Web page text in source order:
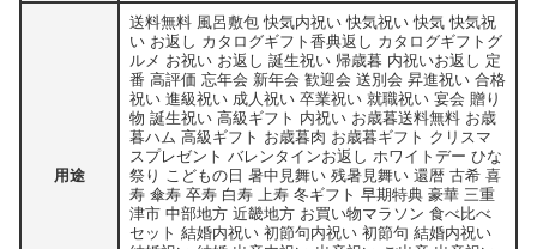
用途
送料無料 風呂敷包 快気内祝い 快気祝い 快気 快気祝
い お返し カタログギフト香典返し カタログギフトグ
ルメ お祝い お返し 誕生祝い 帰歳暮 内祝いお返し 定
番 高評価 忘年会 新年会 歓迎会 送別会 昇進祝い 合格
祝い 進級祝い 成人祝い 卒業祝い 就職祝い 宴会 贈り
物 誕生祝い 高級ギフト 内祝い お歳暮送料無料 お歳
暮ハム 高級ギフト お歳暮肉 お歳暮ギフト クリスマ
スプレゼント バレンタインお返し ホワイトデー ひな
祭り こどもの日 暑中見舞い 残暑見舞い 還暦 古希 喜
寿 傘寿 卒寿 白寿 上寿 冬ギフト 早期特典 豪華 三重
津市 中部地方 近畿地方 お買い物マラソン 食べ比べ
セット 結婚内祝い 初節句内祝い 初節句 結婚内祝い